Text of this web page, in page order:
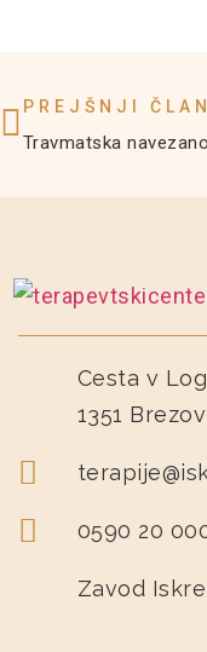
PREJŠNJI
Travmatska
Cesta v Log
1351
0590 20
Zavod